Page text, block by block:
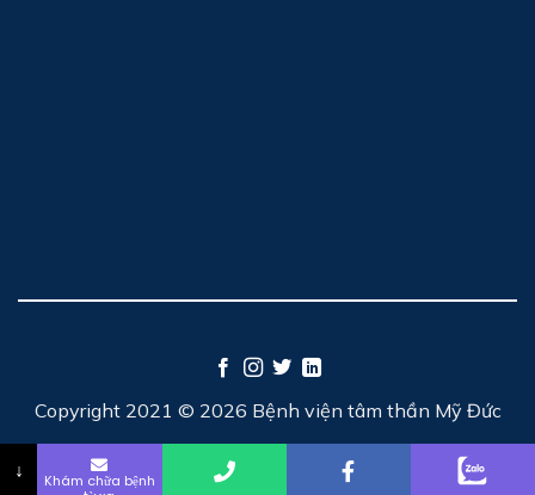
Copyright 2021 © 2026 Bệnh viện tâm thần Mỹ Đức
↓
Khám chữa bệnh